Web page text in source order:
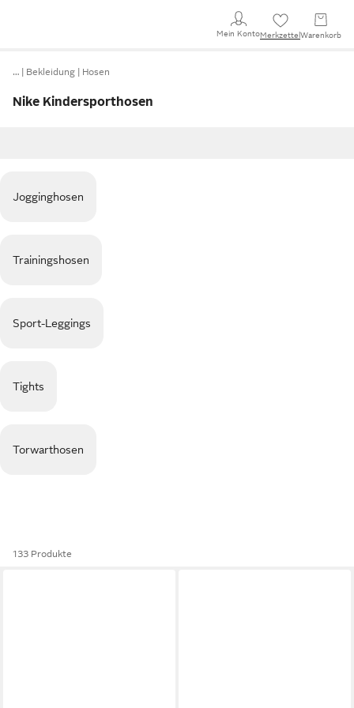
Mein KontoMerkzettel Warenkorb
… Bekleidung Hosen
Nike Kindersporthosen
Jogginghosen
Trainingshosen
Sport-Leggings
Tights
Torwarthosen
133 Produkte